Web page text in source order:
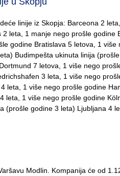
linije iz Skopja: Barceona 2
leta, 1 manje nego prošle godine
godine Bratislava 5 letova, 1 više
Budimpešta ukinuta linija
7 letova, 1 više nego
3 leta, 1 više nego
leta, 1 više nego prošle godine
leta, 1 više nego prošle godine
(prošle godine 3 leta) Ljubljana 4
Modlin. Kompanija će od